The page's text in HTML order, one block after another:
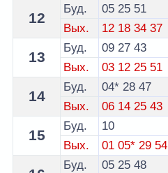
12
Буд. 05 25 51
Вых.
12 18 34 37
13
Буд. 09 27 43
Вых.
03 12 25 51
14
Буд. 04* 28 47
Вых.
06 14 25 43
15
Буд.
10
Вых.
01 05* 29 54
Буд. 05 25 48